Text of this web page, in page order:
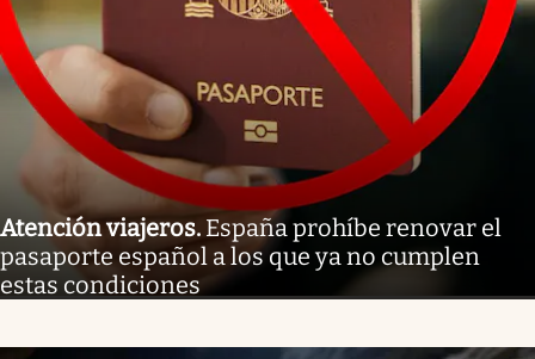
Atención viajeros. España prohíbe renovar el
pasaporte español a los que ya no cumplen
estas condiciones